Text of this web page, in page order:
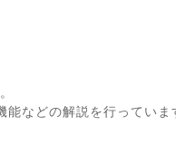
などの解説を行っていま